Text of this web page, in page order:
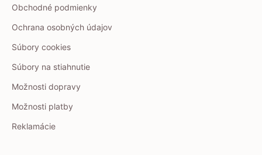
Obchodné podmienky
Ochrana osobných údajov
Súbory cookies
Súbory na stiahnutie
Možnosti dopravy
Možnosti platby
Reklamácie